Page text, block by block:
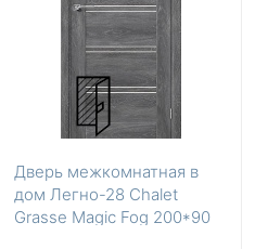
Дверь межкомнатная в
дом Легно-28 Chalet
Grasse Magic Fog 200*90